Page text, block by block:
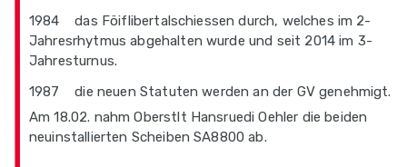
1984 das Föiflibertalschiessen durch, welches im 2-
Jahresrhytmus abgehalten wurde und seit 2014 im 3-
Jahresturnus.
1987 die neuen Statuten werden an der GV genehmigt.
Am 18.02. nahm Oberstlt Hansruedi Oehler die beiden
neuinstallierten Scheiben SA8800 ab.